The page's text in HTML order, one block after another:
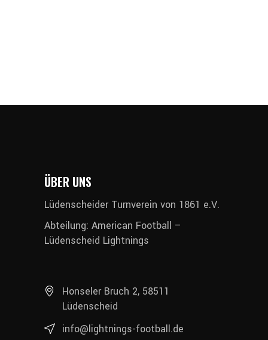
ÜBER UNS
Lüdenscheider Turnverein von 1861 e.V.
Abteilung: American Football –
Lüdenscheid Lightnings
Honseler Bruch 2, 58511
Lüdenscheid
info@lightnings-football.de